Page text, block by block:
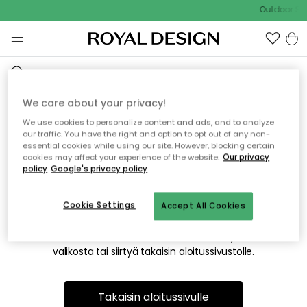
Outdoor
Emme valitettavasti löydä
etsimääsi sivua
Tämä voi johtua siitä, että sivua ei enää ole tai siitä, että se
on siirretty muualle. Pahoittelemme tästä mahdollisesti
valikosta tai siirtyä takaisin aloitussivustolle.
Takaisin aloitussivulle
We care about your privacy!
We use cookies to personalize content and ads, and to analyze
our traffic. You have the right and option to opt out of any non-
essential cookies while using our site. However, blocking certain
cookies may affect your experience of the website. Our privacy
policy Google's privacy policy
Accept All Cookies
Cookie Settings